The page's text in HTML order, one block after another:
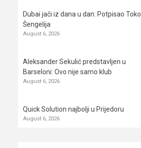
Dubai jači iz dana u dan: Potpisao Toko
Šengelija
August 6, 2026
Aleksander Sekulić predstavljen u
Barseloni: Ovo nije samo klub
August 6, 2026
Quick Solution najbolji u Prijedoru
August 6, 2026